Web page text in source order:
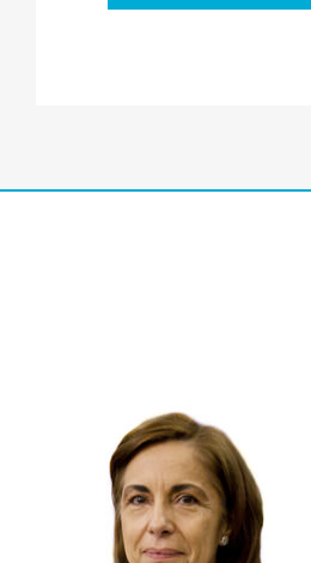
Sobre los destinatarios de los
Los datos proceden del propio